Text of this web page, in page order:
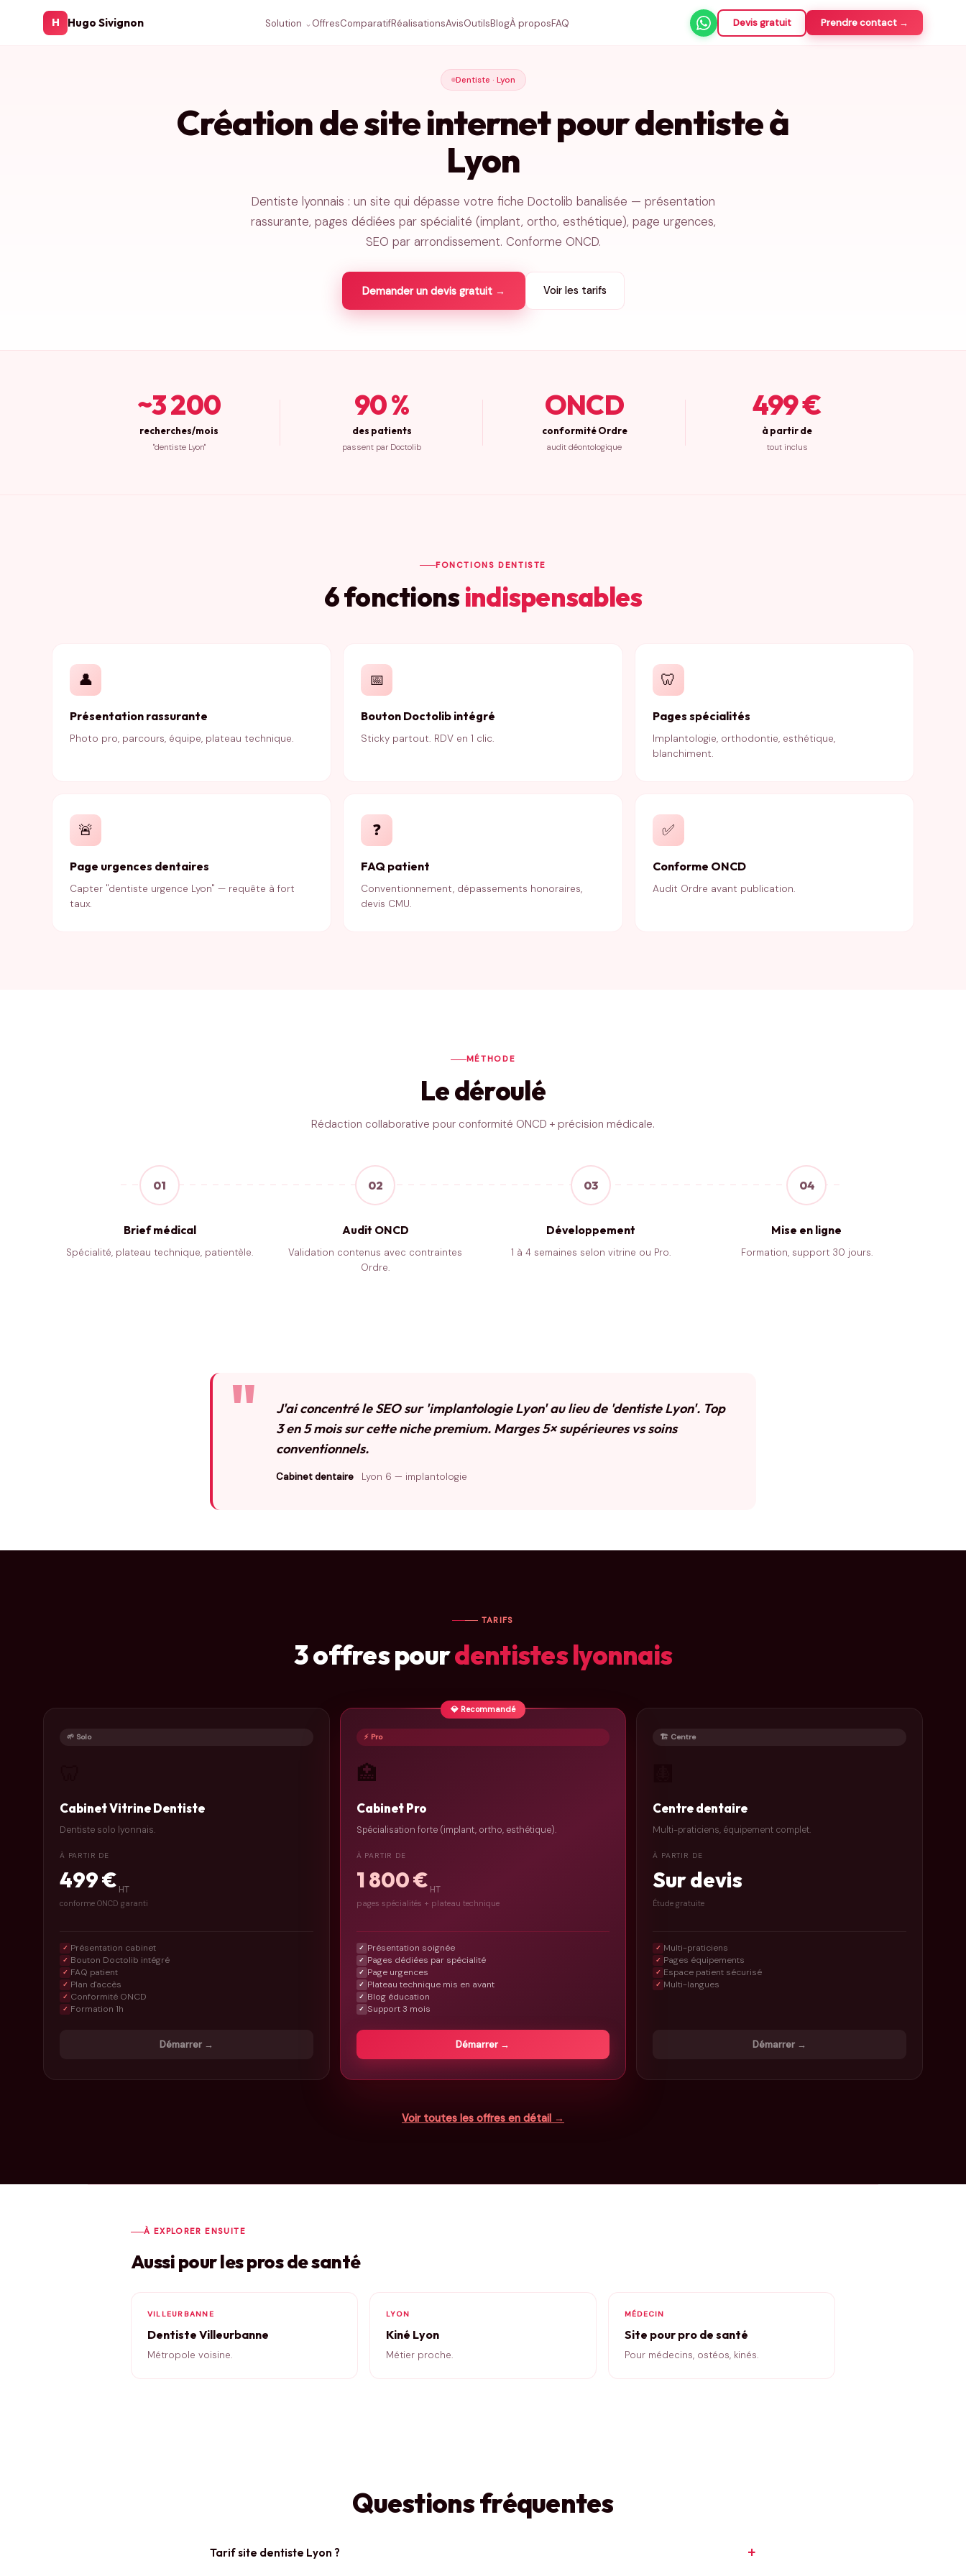
H Hugo Sivignon Solution OffresComparatifRéalisationsAvisOutilsBlogÀ proposFAQ Devis gratuit Prendre contact →
Dentiste · Lyon
Création de site internet pour dentiste à
Lyon
Dentiste lyonnais : un site qui dépasse votre fiche Doctolib banalisée — présentation
rassurante, pages dédiées par spécialité (implant, ortho, esthétique), page urgences,
SEO par arrondissement. Conforme ONCD.
Demander un devis gratuit → Voir les tarifs
~3 200
recherches/mois
"dentiste Lyon"
90 %
des patients
passent par Doctolib
ONCD
conformité Ordre
audit déontologique
499 €
à partir de
tout inclus
FONCTIONS DENTISTE
6 fonctionsindispensables
👤
Présentation rassurante
Photo pro, parcours, équipe, plateau technique.
📅
Bouton Doctolib intégré
Sticky partout. RDV en 1 clic.
🦷
Pages spécialités
Implantologie, orthodontie, esthétique,
blanchiment.
🚨
Page urgences dentaires
Capter "dentiste urgence Lyon" — requête à fort
taux.
❓
FAQ patient
Conventionnement, dépassements honoraires,
devis CMU.
✅
Conforme ONCD
Audit Ordre avant publication.
MÉTHODE
Le déroulé
Rédaction collaborative pour conformité ONCD + précision médicale.
01
Brief médical
Spécialité, plateau technique, patientèle.
02
Audit ONCD
Validation contenus avec contraintes
Ordre.
03
Développement
1 à 4 semaines selon vitrine ou Pro.
04
Mise en ligne
Formation, support 30 jours.
"
J'ai concentré le SEO sur 'implantologie Lyon' au lieu de 'dentiste Lyon'. Top
3 en 5 mois sur cette niche premium. Marges 5× supérieures vs soins
conventionnels.
Cabinet dentaire Lyon 6 — implantologie
TARIFS
3 offres pourdentistes lyonnais
🌱 Solo
Cabinet Vitrine Dentiste
Dentiste solo lyonnais.
À PARTIR DE
499 € HT
conforme ONCD garanti
✓ Présentation cabinet
✓ Bouton Doctolib intégré
✓ FAQ patient
✓ Plan d'accès
✓ Conformité ONCD
✓ Formation 1h
Démarrer →
💎 Recommandé
⚡ Pro
🏥
Cabinet Pro
Spécialisation forte (implant, ortho, esthétique).
À PARTIR DE
1 800 € HT
pages spécialités + plateau technique
✓ Présentation soignée
✓ Pages dédiées par spécialité
✓ Page urgences
✓ Plateau technique mis en avant
✓ Blog éducation
✓ Support 3 mois
Démarrer →
🏗️ Centre
Centre dentaire
Multi-praticiens, équipement complet.
À PARTIR DE
Sur devis
Étude gratuite
✓ Multi-praticiens
✓ Pages équipements
✓ Espace patient sécurisé
✓ Multi-langues
Démarrer →
Voir toutes les offres en détail →
À EXPLORER ENSUITE
Aussi pour les pros de santé
VILLEURBANNE
Dentiste Villeurbanne
Métropole voisine.
LYON
Kiné Lyon
Métier proche.
MÉDECIN
Site pour pro de santé
Pour médecins, ostéos, kinés.
Questions fréquentes
Tarif site dentiste Lyon ?